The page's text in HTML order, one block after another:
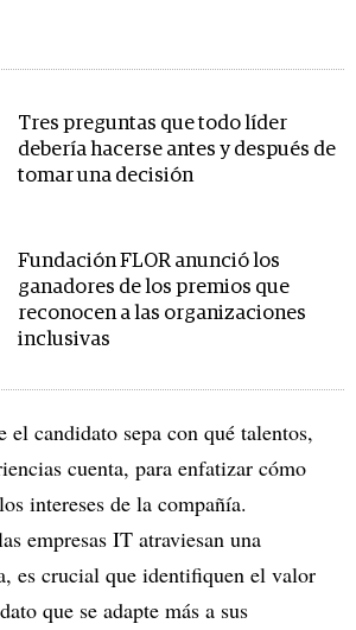
Tres preguntas que todo líder
debería hacerse antes y después de
tomar una decisión
Fundación FLOR anunció los
ganadores de los premios que
reconocen a las organizaciones
inclusivas
el candidato sepa con qué talentos,
cuenta, para enfatizar cómo
intereses de la compañía.
empresas IT atraviesan una
es crucial que identifiquen el valor
que se adapte más a sus